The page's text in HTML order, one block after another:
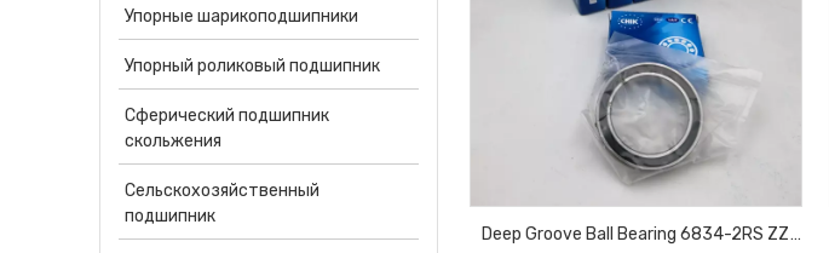
Упорные шарикоподшипники
Упорный роликовый подшипник
Сферический подшипник
скольжения
Сельскохозяйственный
подшипник
Deep Groove Ball Bearing 6834-2RS ZZ